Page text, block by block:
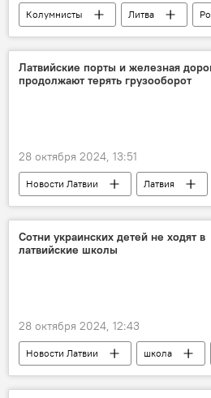
Колумнисты Литва
политика
таможня
Латвийские порты и железная
продолжают терять грузооборот
28 октября 2024, 13:51
Новости Латвии
Латвия
Рижский порт
грузооборот
Латвийская железная дорога (LDz)
Сотни украинских детей не ходят в
латвийские школы
28 октября 2024, 12:43
Новости Латвии школа
Беженцы в Латвии и ЕС